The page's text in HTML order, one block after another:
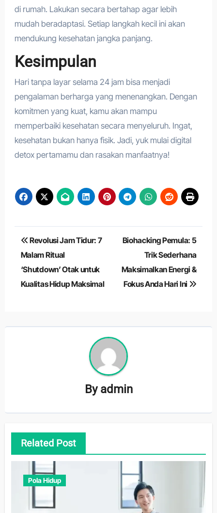
di rumah. Lakukan secara bertahap agar lebih
mudah beradaptasi. Setiap langkah kecil ini akan
mendukung kesehatan jangka panjang.
Kesimpulan
Hari tanpa layar selama 24 jam bisa menjadi
pengalaman berharga yang menenangkan. Dengan
komitmen yang kuat, kamu akan mampu
memperbaiki kesehatan secara menyeluruh. Ingat,
kesehatan bukan hanya fisik. Jadi, yuk mulai digital
detox pertamamu dan rasakan manfaatnya!
Navigasi
pos
Revolusi Jam Tidur: 7
Malam Ritual
‘Shutdown’ Otak untuk
Kualitas Hidup Maksimal
Biohacking Pemula: 5
Trik Sederhana
Maksimalkan Energi &
Fokus Anda Hari Ini
By admin
Related Post
Pola Hidup